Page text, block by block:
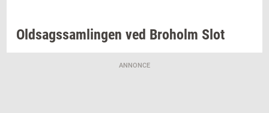
Oldsags­sam­lin­gen ved Bro­holm Slot
ANNONCE